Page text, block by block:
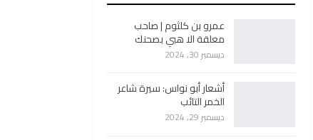
عمرو بن كلثوم | صاحب
معلقة الا هبي بصحنك
ديسمبر 30, 2024
أشعار أبو نواس: سيرة شاعر
الخمر التائب
ديسمبر 29, 2024